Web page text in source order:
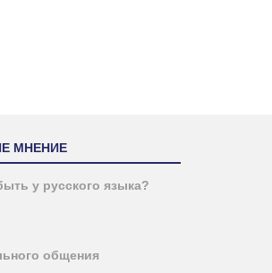
МНЕНИЕ
у русского языка?
общения